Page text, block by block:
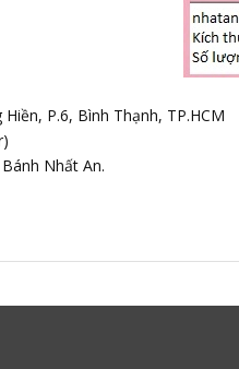
P.6, Bình Thạnh, TP.HCM
Nhất An.